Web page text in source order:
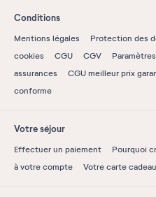
Conditions
Mentions légales
Protection des
cookies
CGU CGV
assurances
CGU meilleur prix
conforme
Votre séjour
Effectuer un paiement Pourquoi
à votre compte
Votre carte